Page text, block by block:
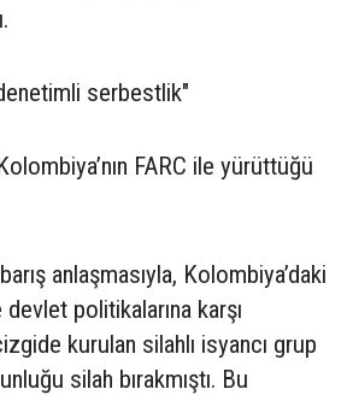
serbestlik"
FARC ile yürüttüğü
anlaşmasıyla, Kolombiya’daki
politikalarına karşı
kurulan silahlı isyancı grup
silah bırakmıştı. Bu